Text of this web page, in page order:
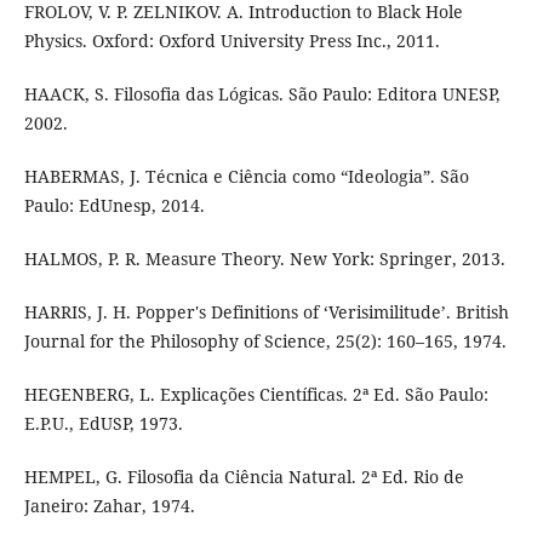
FROLOV, V. P. ZELNIKOV. A. Introduction to Black Hole
Physics. Oxford: Oxford University Press Inc., 2011.
HAACK, S. Filosofia das Lógicas. São Paulo: Editora UNESP,
2002.
HABERMAS, J. Técnica e Ciência como “Ideologia”. São
Paulo: EdUnesp, 2014.
HALMOS, P. R. Measure Theory. New York: Springer, 2013.
HARRIS, J. H. Popper's Definitions of ‘Verisimilitude’. British
Journal for the Philosophy of Science, 25(2): 160–165, 1974.
HEGENBERG, L. Explicações Científicas. 2ª Ed. São Paulo:
E.P.U., EdUSP, 1973.
HEMPEL, G. Filosofia da Ciência Natural. 2ª Ed. Rio de
Janeiro: Zahar, 1974.